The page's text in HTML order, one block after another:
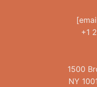
+1
1500
NY